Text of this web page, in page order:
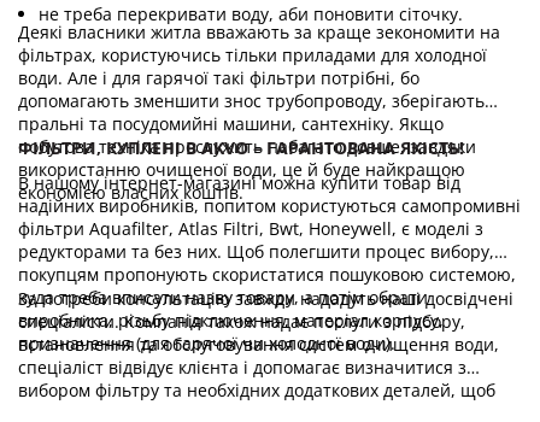
не треба перекривати воду, аби поновити сіточку.
Деякі власники житла вважають за краще зекономити на
фільтрах, користуючись тільки приладами для холодної
води. Але і для гарячої такі фільтри потрібні, бо
допомагають зменшити знос трубопроводу, зберігають
пральні та посудомийні машини, сантехніку. Якщо
побутова техніка прослужить набагато довше, завдяки
використанню очищеної води, це й буде найкращою
економією власних коштів.
ФІЛЬТРИ, КУПЛЕНІ В AKVO – ГАРАНТОВАНА ЯКІСТЬ!
В нашому інтернет-магазині можна купити товар від
надійних виробників, попитом користуються самопромивні
фільтри Aquafilter, Atlas Filtri, Bwt, Honeywell, є моделі з
редукторами та без них. Щоб полегшити процес вибору,
покупцям пропонують скористатися пошуковою системою,
куда треба вписати назву товару, а потім обрати
виробника, різьбу підключення, матеріал корпусу,
призначення (для гарячої чи холодної води).
За потреби консультацію завжди нададуть наші досвідчені
спеціалісти. Компанія також надає послуги з підбору,
встановлення та обслуговування систем очищення води,
спеціаліст відвідує клієнта і допомагає визначитися з
вибором фільтру та необхідних додаткових деталей, щоб